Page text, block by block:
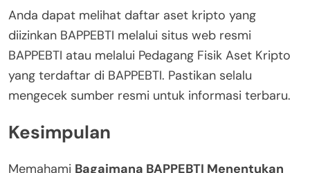
Anda dapat melihat daftar aset kripto yang
diizinkan BAPPEBTI melalui situs web resmi
BAPPEBTI atau melalui Pedagang Fisik Aset Kripto
yang terdaftar di BAPPEBTI. Pastikan selalu
mengecek sumber resmi untuk informasi terbaru.
Kesimpulan
Memahami Bagaimana BAPPEBTI Menentukan